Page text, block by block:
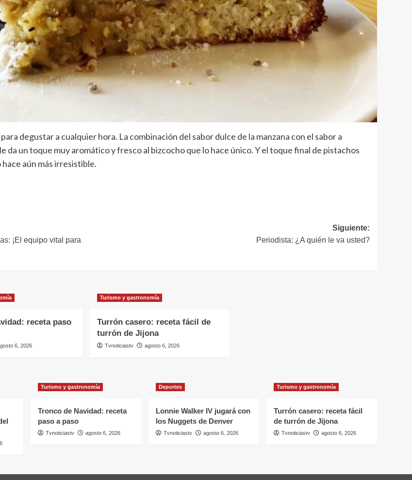
degustar a cualquier hora. La combinación del sabor dulce de la manzana con el sabor a
da un toque muy aromático y fresco al bizcocho que lo hace único. Y el toque final de pistachos
aún más irresistible.
¡El equipo vital para
Siguiente:
Periodista: ¿A quién le va usted?
receta paso
6, 2026
Turismo y gastronomía
Turrón casero: receta fácil de
turrón de Jijona
Tvnoticiastv agosto 6, 2026
Turismo y gastronomía
Tronco de Navidad: receta
paso a paso
Tvnoticiastv agosto 6, 2026
Deportes
Lonnie Walker IV jugará con
los Nuggets de Denver
Tvnoticiastv agosto 6, 2026
Turismo y gastronomía
Turrón casero: receta fácil
de turrón de Jijona
Tvnoticiastv agosto 6, 2026